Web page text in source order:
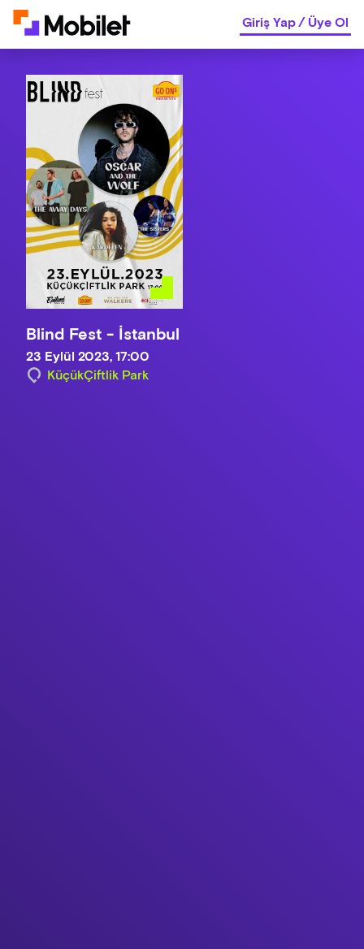
Giriş Yap/Üye Ol
Blind Fest - İstanbul
23 Eylül 2023, 17:00
KüçükÇiftlik Park